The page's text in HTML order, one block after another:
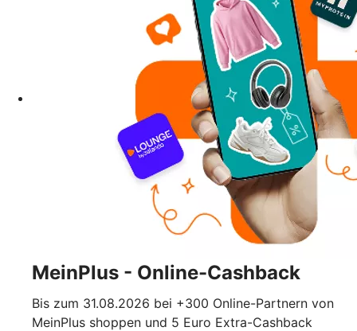
MeinPlus - Online-Cashback
Bis zum 31.08.2026 bei +300 Online-Partnern von
MeinPlus shoppen und 5 Euro Extra-Cashback